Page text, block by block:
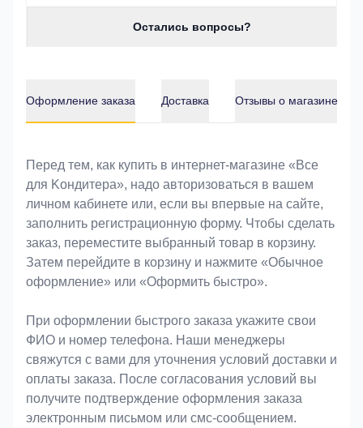
Остались вопросы?
Оформление заказа Доставка Отзывы о магазине
Оформление заказа
Перед тем, как купить в интернет-магазине «Bce
для Koндитeрa», надо авторизоваться в вашем
личном кабинете или, если вы впервые на сайте,
заполнить регистрационную форму. Чтобы сделать
заказ, переместите выбранный товар в корзину.
Затем перейдите в корзину и нажмите «Обычное
оформление» или «Оформить быстро».
При оформлении быстрого заказа укажите свои
ФИО и номер телефона. Наши менеджеры
свяжутся с вами для уточнения условий доставки и
оплаты заказа. После согласования условий вы
получите подтверждение оформления заказа
электронным письмом или смс-сообщением.